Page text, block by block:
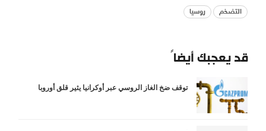
التضخم روسيا
قد يعجبك أيضاً
توقف ضخ الغاز الروسي عبر أوكرانيا يثير قلق أوروبا